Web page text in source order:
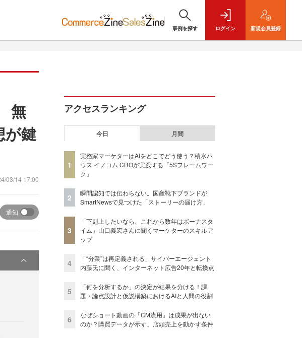
事例を探す ログイン 新規会員登録
無
が鍵
03/14 17:00
通知
アクセスランキング
今日 月間
1
実務家マーケターはAIをどこでどう使う？積水ハ
ウス イノコム CROが実践する「5Sフレームワー
ク」
2
瞬間認知では伝わらない。国産靴下ブランドが
SmartNewsで見つけた「ストーリーの届け方」
3
「下剋上したいなら、これから数年はボーナスタ
イム」山口義宏さんに聞くマーケターのスキルア
ップ
4
「“分業”は再定義される」サイバーエージェント
内藤氏に聞く、インターネット広告20年と転換点
5
「何を分析するか」の決定が結果を分ける！課
題・論点設計と仮説構築におけるAIと人間の役割
6
なぜショート動画の「CM流用」は成果が出ない
のか？購買データが示す、店頭売上を動かす条件